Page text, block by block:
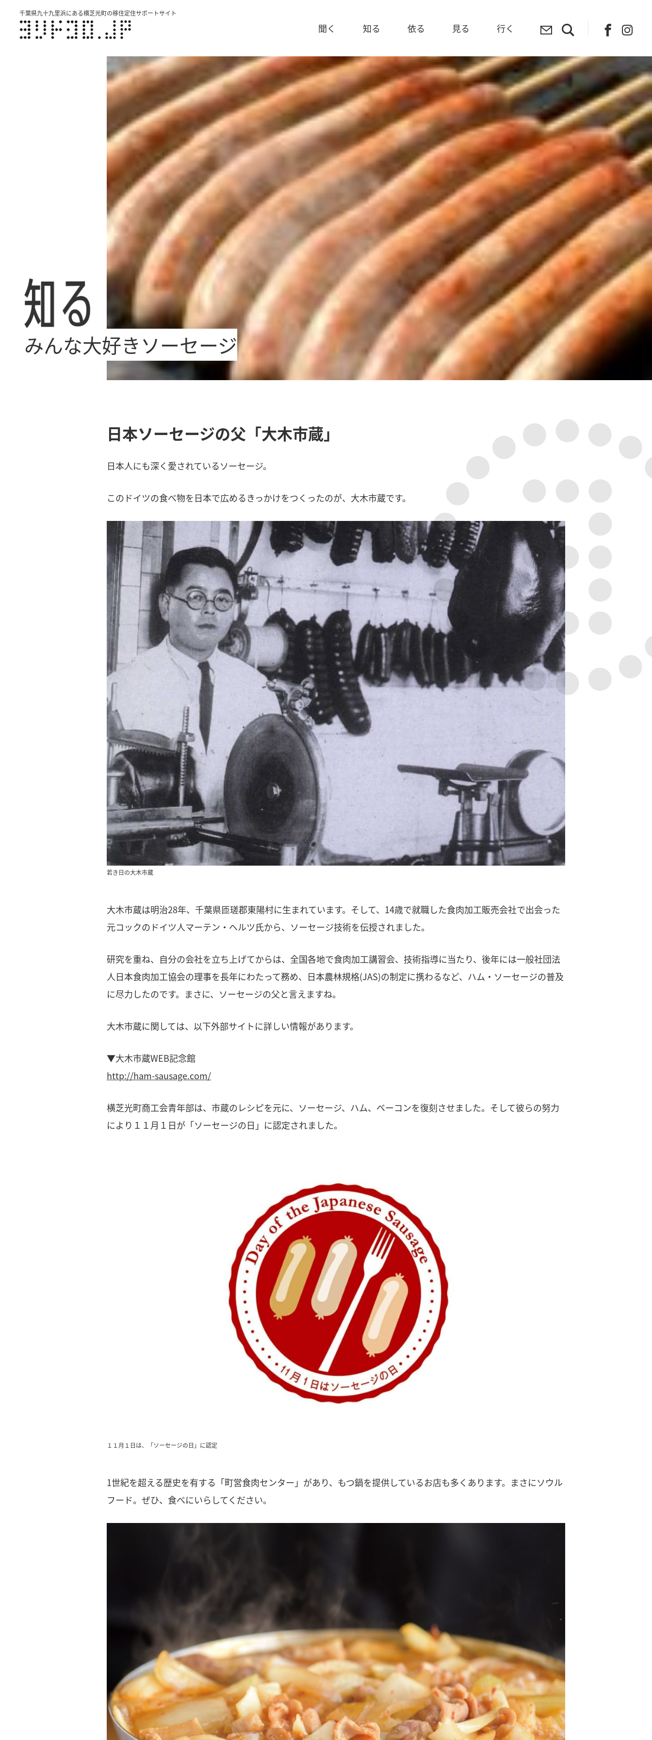
千葉県九十九里浜にある横芝光町の移住定住サポートサイト
聞く 知る 依る 見る 行く
みんな大好きソーセージ
日本ソーセージの父 「大木市蔵」
日本人にも深く愛されているソーセージ。
このドイツの食べ物を日本で広めるきっかけをつくったのが、大木市蔵です。
若き日の大木市蔵
大木市蔵は明治28年、千葉県匝瑳郡東陽村に生まれています。そして、14歳で就職した食肉加工販売会社で出会った
元コックのドイツ人マーテン・ヘルツ氏から、ソーセージ技術を伝授されました。
研究を重ね、自分の会社を立ち上げてからは、全国各地で食肉加工講習会、技術指導に当たり、後年には一般社団法
人日本食肉加工協会の理事を長年にわたって務め、日本農林規格(JAS)の制定に携わるなど、ハム・ソーセージの普及
に尽力したのです。まさに、ソーセージの父と言えますね。
大木市蔵に関しては、以下外部サイトに詳しい情報があります。
▼大木市蔵WEB記念館
http://ham-sausage.com/
横芝光町商工会青年部は、市蔵のレシピを元に、ソーセージ、ハム、ベーコンを復刻させました。そして彼らの努力
により１１月１日が「ソーセージの日」に認定されました。
１１月１日は、「ソーセージの日」に認定
1世紀を超える歴史を有する「町営食肉センター」があり、もつ鍋を提供しているお店も多くあります。まさにソウル
フード。ぜひ、食べにいらしてください。